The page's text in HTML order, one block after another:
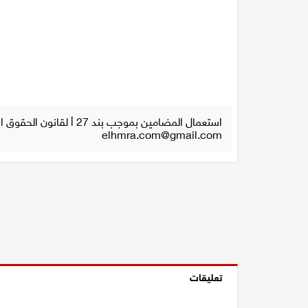
استعمال المضامين بموجب بند 27 أ لقانون الحقوق الأدبية لسنة 2007، يرجى ارسال رسالة الى:
elhmra.com@gmail.com
تعليقات